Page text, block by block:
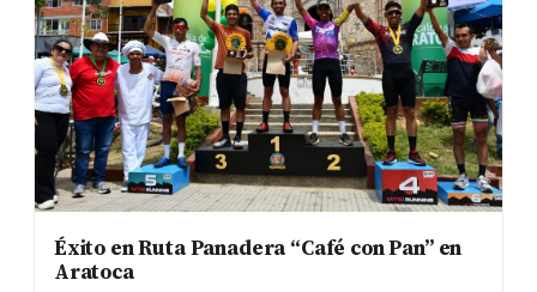
Éxito en Ruta Panadera “Café con Pan” en
Aratoca